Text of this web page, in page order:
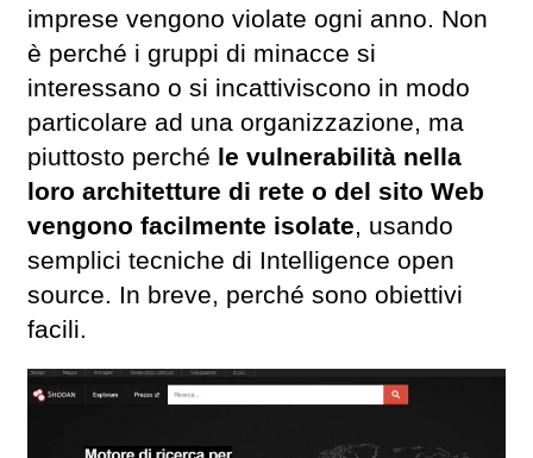
imprese vengono violate ogni anno. Non
è perché i gruppi di minacce si
interessano o si incattiviscono in modo
particolare ad una organizzazione, ma
piuttosto perché le vulnerabilità nella
loro architetture di rete o del sito Web
vengono facilmente isolate, usando
semplici tecniche di Intelligence open
source. In breve, perché sono obiettivi
facili.